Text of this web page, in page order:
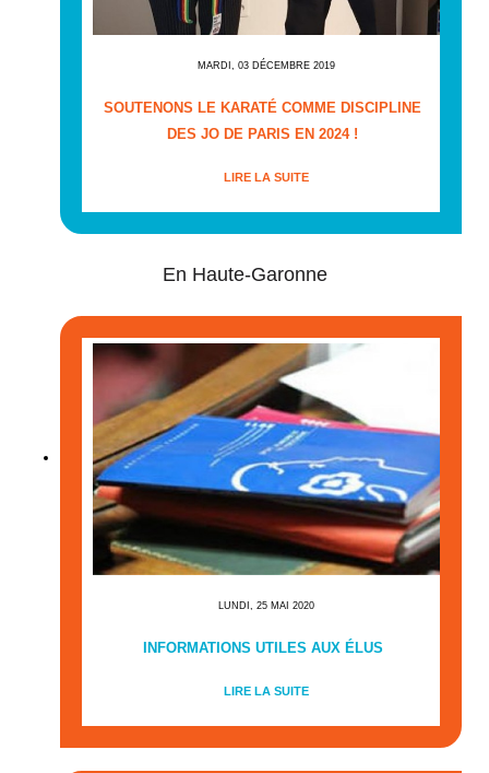
MARDI, 03 DÉCEMBRE 2019
SOUTENONS LE KARATÉ COMME DISCIPLINE
DES JO DE PARIS EN 2024 !
LIRE LA SUITE
En Haute-Garonne
LUNDI, 25 MAI 2020
INFORMATIONS UTILES AUX ÉLUS
LIRE LA SUITE